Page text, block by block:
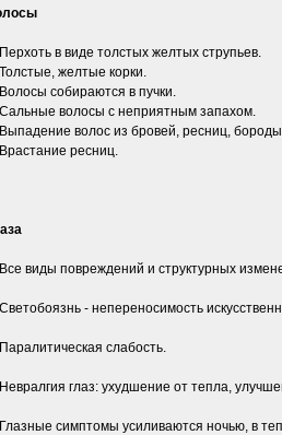
в виде толстых желтых струпьев.
желтые корки.
собираются в пучки.
волосы с неприятным запахом.
волос из бровей, ресниц,
ресниц.
виды повреждений и структурных
- непереносимость
слабость.
глаз: ухудшение от тепла,
симптомы усиливаются ночью, в